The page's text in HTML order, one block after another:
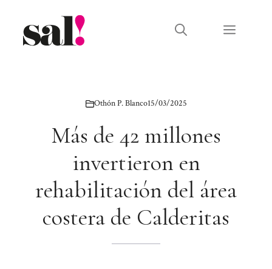
contenido
Menú
Othón P. Blanco15/03/2025
Más de 42 millones
invertieron en
rehabilitación del área
costera de Calderitas